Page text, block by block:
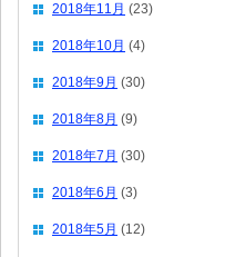
2018年11月 (23)
2018年10月 (4)
2018年9月 (30)
2018年8月 (9)
2018年7月 (30)
2018年6月 (3)
2018年5月 (12)